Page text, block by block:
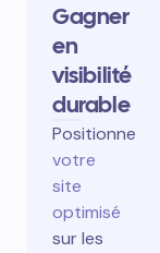
Gagner
en
visibilité
durable
Positionnez
votre
site
optimisé
sur les